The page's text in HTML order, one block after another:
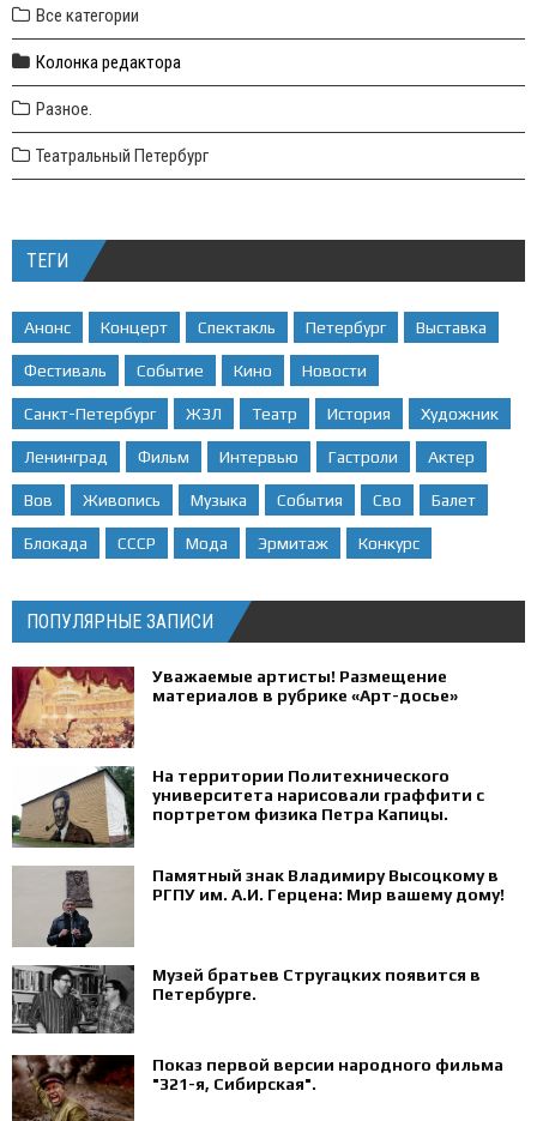
Все категории
Колонка редактора
Разное.
Театральный Петербург
ТЕГИ
Анонс Концерт Спектакль Петербург Выставка
Фестиваль Событие Кино Новости
Санкт-Петербург ЖЗЛ Театр История Художник
Ленинград Фильм Интервью Гастроли Актер
Вов Живопись Музыка События Сво Балет
Блокада СССР Мода Эрмитаж Конкурс
ПОПУЛЯРНЫЕ ЗАПИСИ
Уважаемые артисты! Размещение
материалов в рубрике «Арт-досье»
На территории Политехнического
университета нарисовали граффити с
портретом физика Петра Капицы.
Памятный знак Владимиру Высоцкому в
РГПУ им. А.И. Герцена: Мир вашему дому!
Музей братьев Стругацких появится в
Петербурге‍.
Показ первой версии народного фильма
"321-я, Сибирская".